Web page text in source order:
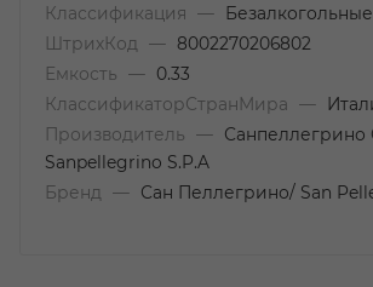
Классификация —
ШтрихКод
—
8002270206802
Емкость
—
0.33
КлассификаторСтранМира
—
Производитель
—
Санпеллегрино
Sanpellegrino S.P.A
Бренд
— Сан Пеллегрино/ San